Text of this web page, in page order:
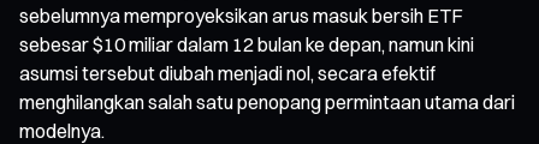
sebelumnya memproyeksikan arus masuk bersih ETF
sebesar $10 miliar dalam 12 bulan ke depan, namun kini
asumsi tersebut diubah menjadi nol, secara efektif
menghilangkan salah satu penopang permintaan utama dari
modelnya.